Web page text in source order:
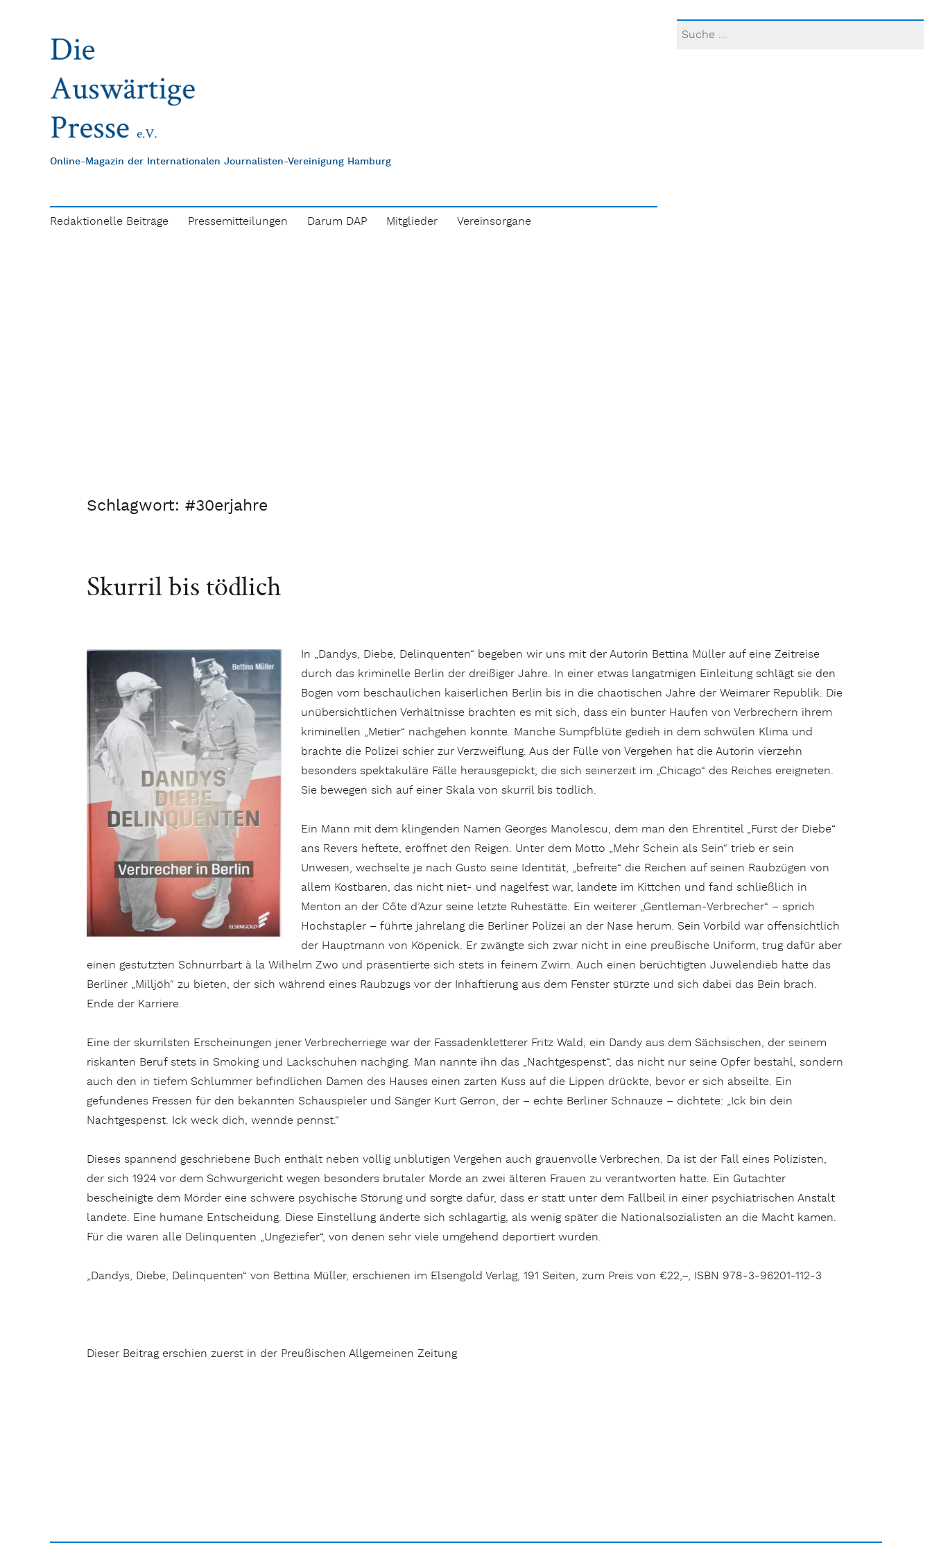
Online-Magazin der Internationalen Journalisten-Vereinigung Hamburg
Redaktionelle Beiträge Pressemitteilungen Darum DAP Mitglieder Vereinsorgane
Schlagwort: #30erjahre
Skurril bis tödlich
In „Dandys, Diebe, Delinquenten“ begeben wir uns mit der Autorin Bettina Müller auf eine Zeitreise
durch das kriminelle Berlin der dreißiger Jahre. In einer etwas langatmigen Einleitung schlägt sie den
Bogen vom beschaulichen kaiserlichen Berlin bis in die chaotischen Jahre der Weimarer Republik. Die
unübersichtlichen Verhältnisse brachten es mit sich, dass ein bunter Haufen von Verbrechern ihrem
kriminellen „Metier“ nachgehen konnte. Manche Sumpfblüte gedieh in dem schwülen Klima und
brachte die Polizei schier zur Verzweiflung. Aus der Fülle von Vergehen hat die Autorin vierzehn
besonders spektakuläre Fälle herausgepickt, die sich seinerzeit im „Chicago“ des Reiches ereigneten.
Sie bewegen sich auf einer Skala von skurril bis tödlich.
Ein Mann mit dem klingenden Namen Georges Manolescu, dem man den Ehrentitel „Fürst der Diebe“
ans Revers heftete, eröffnet den Reigen. Unter dem Motto „Mehr Schein als Sein“ trieb er sein
Unwesen, wechselte je nach Gusto seine Identität, „befreite“ die Reichen auf seinen Raubzügen von
allem Kostbaren, das nicht niet- und nagelfest war, landete im Kittchen und fand schließlich in
Menton an der Côte d’Azur seine letzte Ruhestätte. Ein weiterer „Gentleman-Verbrecher“ – sprich
Hochstapler – führte jahrelang die Berliner Polizei an der Nase herum. Sein Vorbild war offensichtlich
der Hauptmann von Köpenick. Er zwängte sich zwar nicht in eine preußische Uniform, trug dafür aber
einen gestutzten Schnurrbart à la Wilhelm Zwo und präsentierte sich stets in feinem Zwirn. Auch einen berüchtigten Juwelendieb hatte das
Berliner „Milljöh“ zu bieten, der sich während eines Raubzugs vor der Inhaftierung aus dem Fenster stürzte und sich dabei das Bein brach.
Ende der Karriere.
Eine der skurrilsten Erscheinungen jener Verbrecherriege war der Fassadenkletterer Fritz Wald, ein Dandy aus dem Sächsischen, der seinem
riskanten Beruf stets in Smoking und Lackschuhen nachging. Man nannte ihn das „Nachtgespenst“, das nicht nur seine Opfer bestahl, sondern
auch den in tiefem Schlummer befindlichen Damen des Hauses einen zarten Kuss auf die Lippen drückte, bevor er sich abseilte. Ein
gefundenes Fressen für den bekannten Schauspieler und Sänger Kurt Gerron, der – echte Berliner Schnauze – dichtete: „Ick bin dein
Nachtgespenst. Ick weck dich, wennde pennst.“
Dieses spannend geschriebene Buch enthält neben völlig unblutigen Vergehen auch grauenvolle Verbrechen. Da ist der Fall eines Polizisten,
der sich 1924 vor dem Schwurgericht wegen besonders brutaler Morde an zwei älteren Frauen zu verantworten hatte. Ein Gutachter
bescheinigte dem Mörder eine schwere psychische Störung und sorgte dafür, dass er statt unter dem Fallbeil in einer psychiatrischen Anstalt
landete. Eine humane Entscheidung. Diese Einstellung änderte sich schlagartig, als wenig später die Nationalsozialisten an die Macht kamen.
Für die waren alle Delinquenten „Ungeziefer“, von denen sehr viele umgehend deportiert wurden.
„Dandys, Diebe, Delinquenten“ von Bettina Müller, erschienen im Elsengold Verlag, 191 Seiten, zum Preis von €22,–, ISBN 978-3-96201-112-3
Dieser Beitrag erschien zuerst in der Preußischen Allgemeinen Zeitung